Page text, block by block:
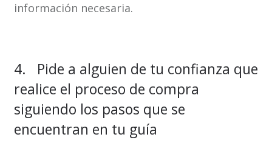
información necesaria.
4. Pide a alguien de tu confianza que
realice el proceso de compra
siguiendo los pasos que se
encuentran en tu guía